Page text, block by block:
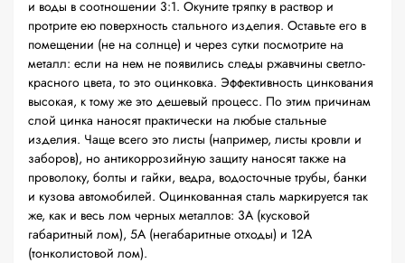
и воды в соотношении 3:1. Окуните тряпку в раствор и
протрите ею поверхность стального изделия. Оставьте его в
помещении (не на солнце) и через сутки посмотрите на
металл: если на нем не появились следы ржавчины светло-
красного цвета, то это оцинковка. Эффективность цинкования
высокая, к тому же это дешевый процесс. По этим причинам
слой цинка наносят практически на любые стальные
изделия. Чаще всего это листы (например, листы кровли и
заборов), но антикоррозийную защиту наносят также на
проволоку, болты и гайки, ведра, водосточные трубы, банки
и кузова автомобилей. Оцинкованная сталь маркируется так
же, как и весь лом черных металлов: 3А (кусковой
габаритный лом), 5А (негабаритные отходы) и 12А
(тонколистовой лом).